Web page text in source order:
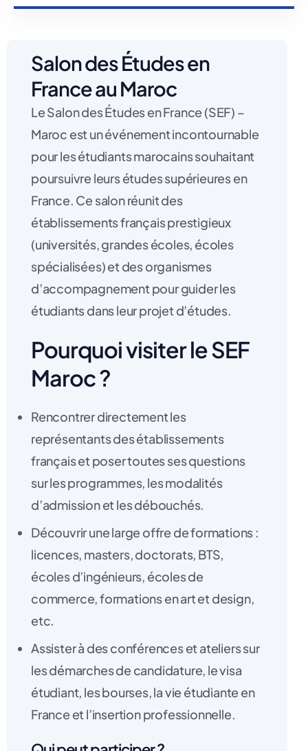
Salon des Études en
France au Maroc
Le Salon des Études en France (SEF) –
Maroc est un événement incontournable
pour les étudiants marocains souhaitant
poursuivre leurs études supérieures en
France. Ce salon réunit des
établissements français prestigieux
(universités, grandes écoles, écoles
spécialisées) et des organismes
d’accompagnement pour guider les
étudiants dans leur projet d’études.
Pourquoi visiter le SEF
Maroc ?
Rencontrer directement les
représentants des établissements
français et poser toutes ses questions
sur les programmes, les modalités
d’admission et les débouchés.
Découvrir une large offre de formations :
licences, masters, doctorats, BTS,
écoles d’ingénieurs, écoles de
commerce, formations en art et design,
etc.
Assister à des conférences et ateliers sur
les démarches de candidature, le visa
étudiant, les bourses, la vie étudiante en
France et l’insertion professionnelle.